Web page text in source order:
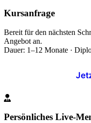
Kursanfrage
Bereit für den nächsten
Angebot an.
Dauer: 1–12 Monate ·
Persönliches Live-